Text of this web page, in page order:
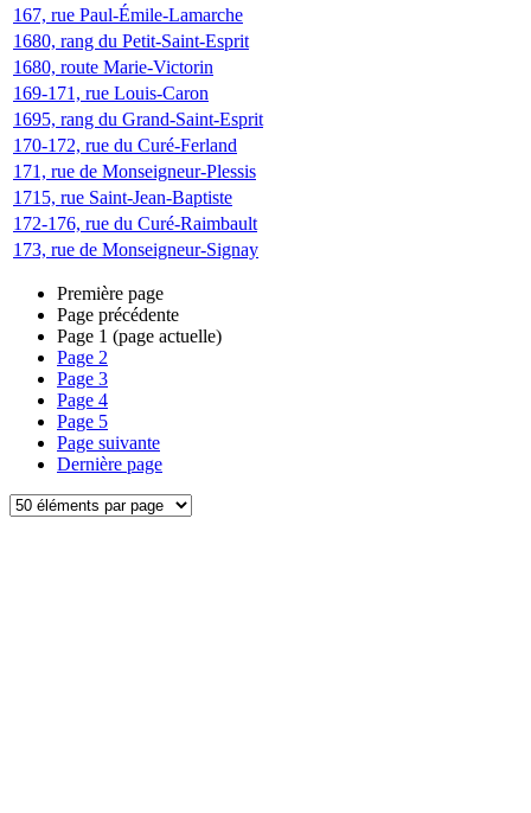
167, rue Paul-Émile-Lamarche
1680, rang du Petit-Saint-Esprit
1680, route Marie-Victorin
169-171, rue Louis-Caron
1695, rang du Grand-Saint-Esprit
170-172, rue du Curé-Ferland
171, rue de Monseigneur-Plessis
1715, rue Saint-Jean-Baptiste
172-176, rue du Curé-Raimbault
173, rue de Monseigneur-Signay
Première page
Page précédente
Page 1 (page actuelle)
Page 2
Page 3
Page 4
Page 5
Page suivante
Dernière page